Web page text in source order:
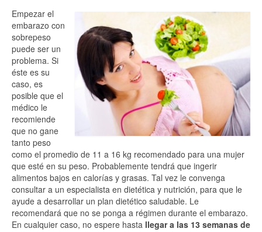
Empezar el
embarazo con
sobrepeso
puede ser un
problema. Si
éste es su
caso, es
posible que el
médico le
recomiende
que no gane
tanto peso
como el promedio de 11 a 16 kg recomendado para una mujer
que esté en su peso. Probablemente tendrá que ingerir
alimentos bajos en calorías y grasas. Tal vez le convenga
consultar a un especialista en dietética y nutrición, para que le
ayude a desarrollar un plan dietético saludable. Le
recomendará que no se ponga a régimen durante el embarazo.
En cualquier caso, no espere hasta llegar a las 13 semanas de